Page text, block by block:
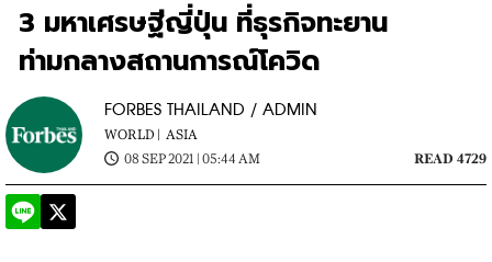
3 มหาเศรษฐีญี่ปุ่น ที่ธุรกิจทะยาน
ท่ามกลางสถานการณ์โควิด
FORBES THAILAND / ADMIN
WORLD | ASIA
08 SEP 2021 | 05:44 AM
READ 4729